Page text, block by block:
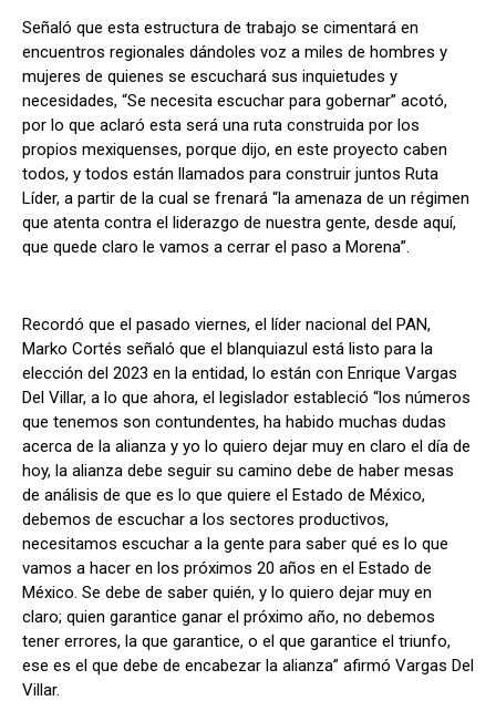
Señaló que esta estructura de trabajo se cimentará en
encuentros regionales dándoles voz a miles de hombres y
mujeres de quienes se escuchará sus inquietudes y
necesidades, “Se necesita escuchar para gobernar” acotó,
por lo que aclaró esta será una ruta construida por los
propios mexiquenses, porque dijo, en este proyecto caben
todos, y todos están llamados para construir juntos Ruta
Líder, a partir de la cual se frenará “la amenaza de un régimen
que atenta contra el liderazgo de nuestra gente, desde aquí,
que quede claro le vamos a cerrar el paso a Morena”.
Recordó que el pasado viernes, el líder nacional del PAN,
Marko Cortés señaló que el blanquiazul está listo para la
elección del 2023 en la entidad, lo están con Enrique Vargas
Del Villar, a lo que ahora, el legislador estableció “los números
que tenemos son contundentes, ha habido muchas dudas
acerca de la alianza y yo lo quiero dejar muy en claro el día de
hoy, la alianza debe seguir su camino debe de haber mesas
de análisis de que es lo que quiere el Estado de México,
debemos de escuchar a los sectores productivos,
necesitamos escuchar a la gente para saber qué es lo que
vamos a hacer en los próximos 20 años en el Estado de
México. Se debe de saber quién, y lo quiero dejar muy en
claro; quien garantice ganar el próximo año, no debemos
tener errores, la que garantice, o el que garantice el triunfo,
ese es el que debe de encabezar la alianza” afirmó Vargas Del
Villar.